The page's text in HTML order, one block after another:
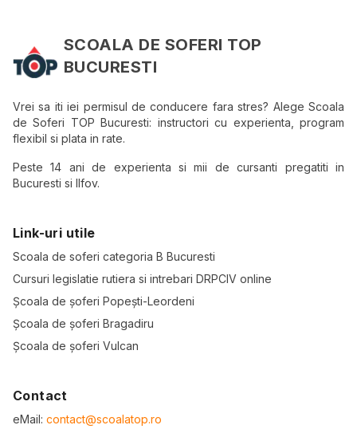
SCOALA DE SOFERI TOP
BUCURESTI
Vrei sa iti iei permisul de conducere fara stres? Alege Scoala
de Soferi TOP Bucuresti: instructori cu experienta, program
flexibil si plata in rate.
Peste 14 ani de experienta si mii de cursanti pregatiti in
Bucuresti si Ilfov.
Link-uri utile
Scoala de soferi categoria B Bucuresti
Cursuri legislatie rutiera si intrebari DRPCIV online
Școala de șoferi Popești-Leordeni
Școala de șoferi Bragadiru
Școala de șoferi Vulcan
Contact
eMail: contact@scoalatop.ro